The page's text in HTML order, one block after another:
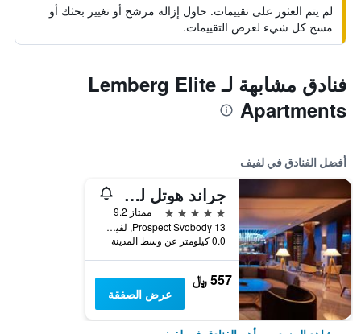
لم يتم العثور على تقييمات. حاول إزالة مرشح أو تغيير بحثك أو
مسح كل شيء لعرض التقييمات.
فنادق مشابهة لـ Lemberg Elite
Apartments
أفضل الفنادق في لفيف
جراند هوتل لفيف كازينو آند سبا
5 نجوم
ممتاز 9.2
Prospect Svobody 13, لفيف, أوكرانيا
0.0 كيلومتر عن وسط المدينة
557 ﷼
عرض الصفقة